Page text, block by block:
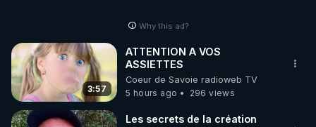
Why this ad?
3:57
ATTENTION A VOS
ASSIETTES
Coeur de Savoie radioweb TV
5 hours ago
296 views
Les secrets de la création